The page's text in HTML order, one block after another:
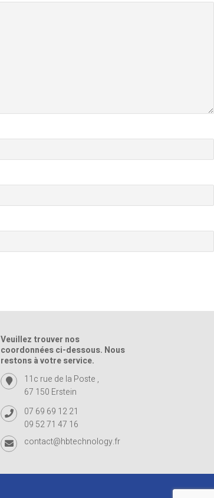
Veuillez trouver nos
coordonnées ci-dessous. Nous
restons à votre service.
11c rue de la Poste ,
67 150 Erstein
07 69 69 12 21
09 52 71 47 16
contact@hbtechnology.fr